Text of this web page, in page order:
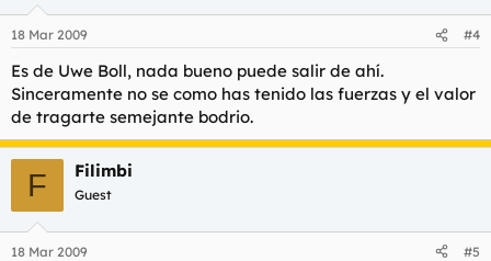
18 Mar 2009 #4
Es de Uwe Boll, nada bueno puede salir de ahí.
Sinceramente no se como has tenido las fuerzas y el valor
de tragarte semejante bodrio.
F Filimbi
Guest
18 Mar 2009 #5